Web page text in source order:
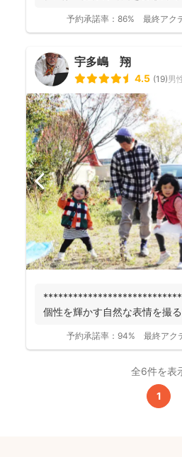
予約承諾率： 86% 最終アク
宇多嶋 翔
4.5 (19)男
個性を輝かす自然な表情を撮
予約承諾率： 94% 最終アク
全6件を表
1